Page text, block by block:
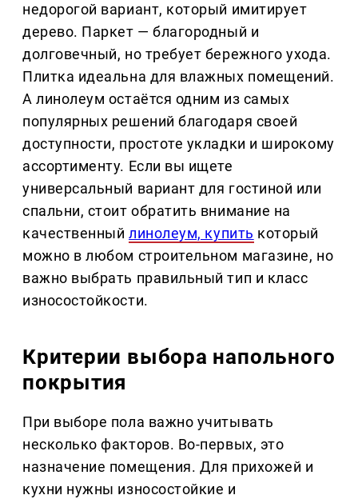
недорогой вариант, который имитирует
дерево. Паркет — благородный и
долговечный, но требует бережного ухода.
Плитка идеальна для влажных помещений.
А линолеум остаётся одним из самых
популярных решений благодаря своей
доступности, простоте укладки и широкому
ассортименту. Если вы ищете
универсальный вариант для гостиной или
спальни, стоит обратить внимание на
качественныйлинолеум, купить который
можно в любом строительном магазине, но
важно выбрать правильный тип и класс
износостойкости.
Критерии выбора напольного
покрытия
При выборе пола важно учитывать
несколько факторов. Во-первых, это
назначение помещения. Для прихожей и
кухни нужны износостойкие и